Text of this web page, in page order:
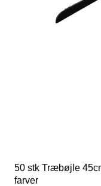
50 stk Træbøjle
farver